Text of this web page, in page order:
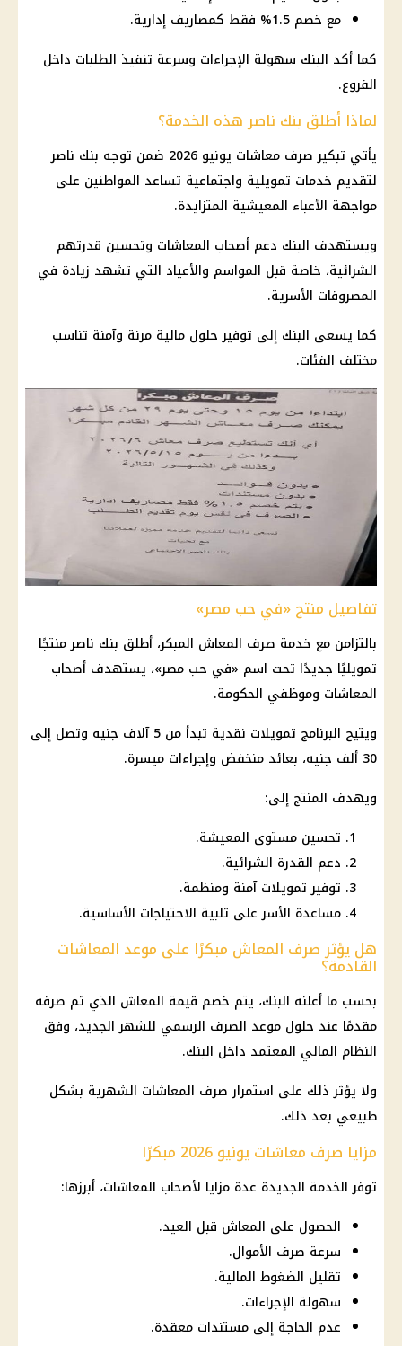
مع خصم 1.5% فقط كمصاريف إدارية.
كما أكد البنك سهولة الإجراءات وسرعة تنفيذ الطلبات داخل
الفروع.
لماذا أطلق بنك ناصر هذه الخدمة؟
يأتي تبكير صرف معاشات يونيو 2026 ضمن توجه بنك ناصر
لتقديم خدمات تمويلية واجتماعية تساعد المواطنين على
مواجهة الأعباء المعيشية المتزايدة.
ويستهدف البنك دعم أصحاب المعاشات وتحسين قدرتهم
الشرائية، خاصة قبل المواسم والأعياد التي تشهد زيادة في
المصروفات الأسرية.
كما يسعى البنك إلى توفير حلول مالية مرنة وآمنة تناسب
مختلف الفئات.
تفاصيل منتج «في حب مصر»
بالتزامن مع خدمة صرف المعاش المبكر، أطلق بنك ناصر منتجًا
تمويليًا جديدًا تحت اسم «في حب مصر»، يستهدف أصحاب
المعاشات وموظفي الحكومة.
ويتيح البرنامج تمويلات نقدية تبدأ من 5 آلاف جنيه وتصل إلى
30 ألف جنيه، بعائد منخفض وإجراءات ميسرة.
ويهدف المنتج إلى:
تحسين مستوى المعيشة.
دعم القدرة الشرائية.
توفير تمويلات آمنة ومنظمة.
مساعدة الأسر على تلبية الاحتياجات الأساسية.
هل يؤثر صرف المعاش مبكرًا على موعد المعاشات
القادمة؟
بحسب ما أعلنه البنك، يتم خصم قيمة المعاش الذي تم صرفه
مقدمًا عند حلول موعد الصرف الرسمي للشهر الجديد، وفق
النظام المالي المعتمد داخل البنك.
ولا يؤثر ذلك على استمرار صرف المعاشات الشهرية بشكل
طبيعي بعد ذلك.
مزايا صرف معاشات يونيو 2026 مبكرًا
توفر الخدمة الجديدة عدة مزايا لأصحاب المعاشات، أبرزها:
الحصول على المعاش قبل العيد.
سرعة صرف الأموال.
تقليل الضغوط المالية.
سهولة الإجراءات.
عدم الحاجة إلى مستندات معقدة.